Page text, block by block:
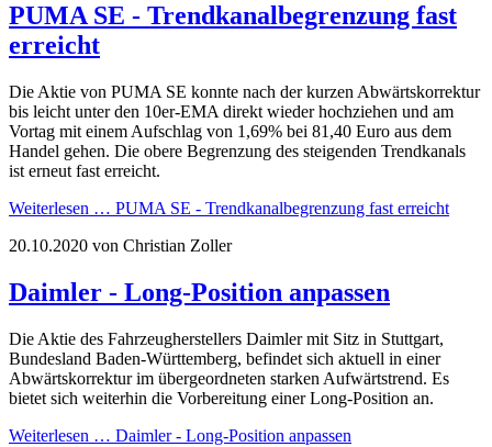
PUMA SE - Trendkanalbegrenzung fast
erreicht
Die Aktie von PUMA SE konnte nach der kurzen Abwärtskorrektur
bis leicht unter den 10er-EMA direkt wieder hochziehen und am
Vortag mit einem Aufschlag von 1,69% bei 81,40 Euro aus dem
Handel gehen. Die obere Begrenzung des steigenden Trendkanals
ist erneut fast erreicht.
Weiterlesen … PUMA SE - Trendkanalbegrenzung fast erreicht
20.10.2020 von Christian Zoller
Daimler - Long-Position anpassen
Die Aktie des Fahrzeugherstellers Daimler mit Sitz in Stuttgart,
Bundesland Baden-Württemberg, befindet sich aktuell in einer
Abwärtskorrektur im übergeordneten starken Aufwärtstrend. Es
bietet sich weiterhin die Vorbereitung einer Long-Position an.
Weiterlesen … Daimler - Long-Position anpassen